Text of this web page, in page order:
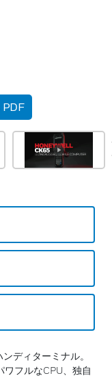
PDF
ディターミナル。
ワフルなCPU、独自